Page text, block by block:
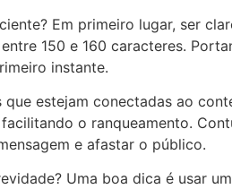
Em primeiro lugar, ser
150 e 160 caracteres.
instante.
estejam conectadas ao
o ranqueamento.
e afastar o público.
Uma boa dica é usar